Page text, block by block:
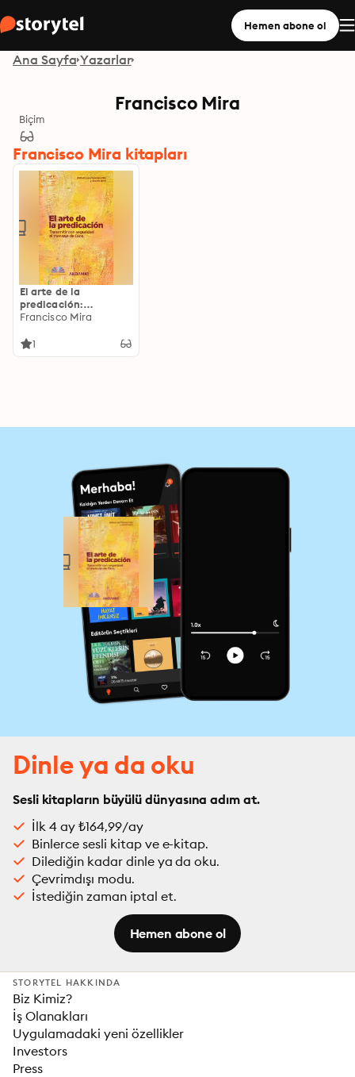
Hemen abone ol
Ana Sayfa Yazarlar
Francisco Mira
Biçim
Francisco Mira kitapları
El arte de la
predicación:
Transmitir con
de Dios
Francisco Mira
1
Dinle ya da oku
Sesli kitapların büyülü dünyasına adım at.
İlk 4 ay ₺164,99/ay
Binlerce sesli kitap ve e-kitap.
Dilediğin kadar dinle ya da oku.
Çevrimdışı modu.
İstediğin zaman iptal et.
Hemen abone ol
STORYTEL HAKKINDA
Biz Kimiz?
İş Olanakları
Uygulamadaki yeni özellikler
Investors
Press